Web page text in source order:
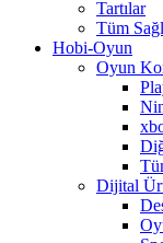
Tartılar
Tüm
Hobi-Oyun
Oyun
Dijital